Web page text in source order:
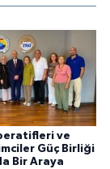
ve
Güç Birliği
Bir Araya